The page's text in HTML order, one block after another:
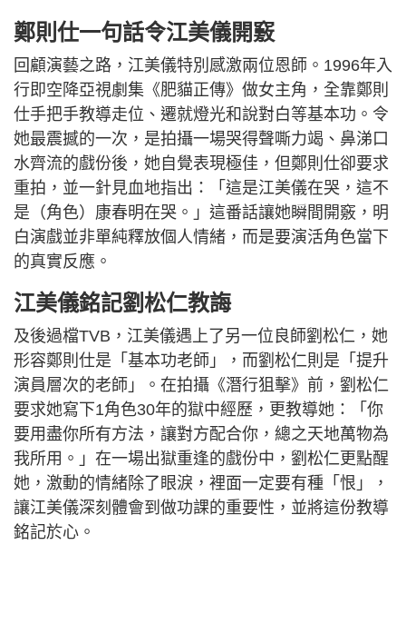
鄭則仕一句話令江美儀開竅
回顧演藝之路，江美儀特別感激兩位恩師。1996年入
行即空降亞視劇集《肥貓正傳》做女主角，全靠鄭則
仕手把手教導走位、遷就燈光和說對白等基本功。令
她最震撼的一次，是拍攝一場哭得聲嘶力竭、鼻涕口
水齊流的戲份後，她自覺表現極佳，但鄭則仕卻要求
重拍，並一針見血地指出：「這是江美儀在哭，這不
是（角色）康春明在哭。」這番話讓她瞬間開竅，明
白演戲並非單純釋放個人情緒，而是要演活角色當下
的真實反應。
江美儀銘記劉松仁教誨
及後過檔TVB，江美儀遇上了另一位良師劉松仁，她
形容鄭則仕是「基本功老師」，而劉松仁則是「提升
演員層次的老師」。在拍攝《潛行狙擊》前，劉松仁
要求她寫下1角色30年的獄中經歷，更教導她：「你
要用盡你所有方法，讓對方配合你，總之天地萬物為
我所用。」在一場出獄重逢的戲份中，劉松仁更點醒
她，激動的情緒除了眼淚，裡面一定要有種「恨」，
讓江美儀深刻體會到做功課的重要性，並將這份教導
銘記於心。